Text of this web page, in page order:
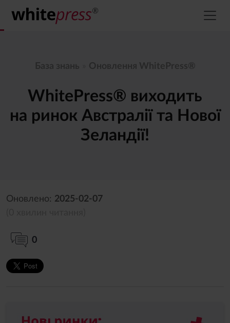
База знань Оновлення WhitePress®
WhitePress® виходить
на ринок Австралії та Нової
Зеландії!
Оновлено: 2025-02-07
0